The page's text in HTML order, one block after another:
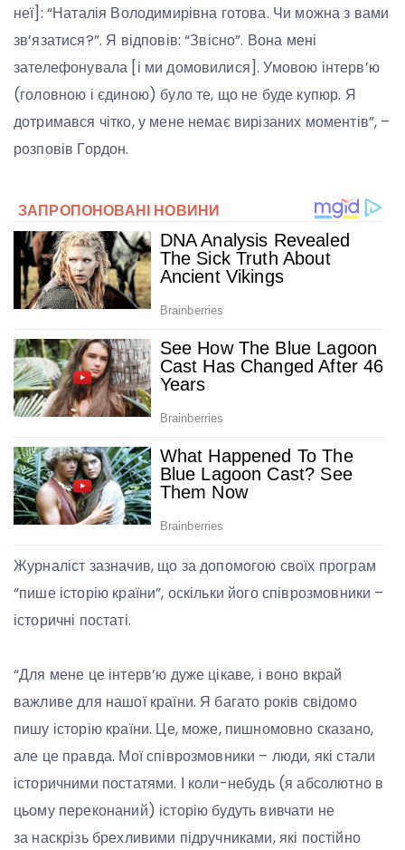
неї]: “Наталія Володимирівна готова. Чи можна з вами
зв’язатися?”. Я відповів: “Звісно”. Вона мені
зателефонувала [і ми домовилися]. Умовою інтерв’ю
(головною і єдиною) було те, що не буде купюр. Я
дотримався чітко, у мене немає вирізаних моментів”, –
розповів Гордон.
Журналіст зазначив, що за допомогою своїх програм
“пише історію країни”, оскільки його співрозмовники –
історичні постаті.
“Для мене це інтерв’ю дуже цікаве, і воно вкрай
важливе для нашої країни. Я багато років свідомо
пишу історію країни. Це, може, пишномовно сказано,
але це правда. Мої співрозмовники – люди, які стали
історичними постатями. І коли-небудь (я абсолютно в
цьому переконаний) історію будуть вивчати не
за наскрізь брехливими підручниками, які постійно